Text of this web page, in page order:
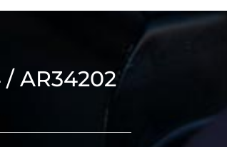
/ AR34202